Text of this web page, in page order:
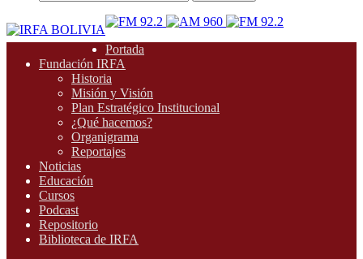
Portada
Fundación IRFA
Historia
Misión y Visión
Plan Estratégico Institucional
¿Qué hacemos?
Organigrama
Reportajes
Noticias
Educación
Cursos
Podcast
Repositorio
Biblioteca de IRFA